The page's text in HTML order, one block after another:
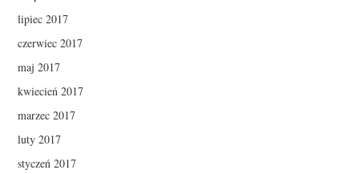
lipiec 2017
czerwiec 2017
maj 2017
kwiecień 2017
marzec 2017
luty 2017
styczeń 2017